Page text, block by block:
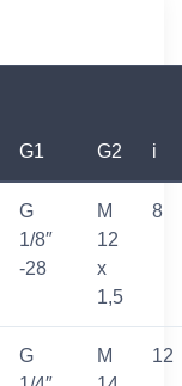
G1 G2 i
G
1/8″
-28
M
12
x
1,5
8
G
M
12